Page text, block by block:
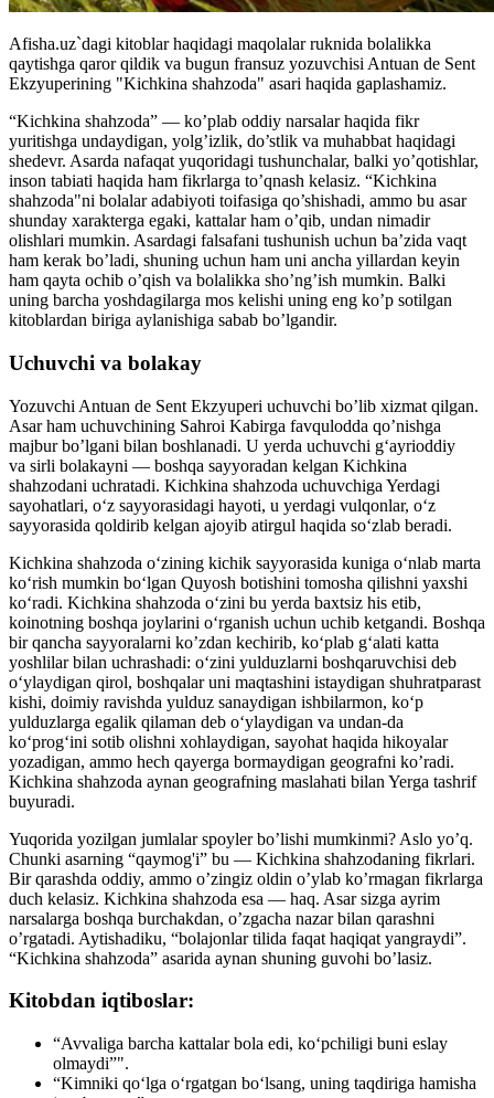
Afisha.uz`dagi kitoblar haqidagi maqolalar ruknida bolalikka
qaytishga qaror qildik va bugun fransuz yozuvchisi Antuan de Sent
Ekzyuperining "Kichkina shahzoda" asari haqida gaplashamiz.
“Kichkina shahzoda” — ko’plab oddiy narsalar haqida fikr
yuritishga undaydigan, yolg’izlik, do’stlik va muhabbat haqidagi
shedevr. Asarda nafaqat yuqoridagi tushunchalar, balki yo’qotishlar,
inson tabiati haqida ham fikrlarga to’qnash kelasiz. “Kichkina
shahzoda"ni bolalar adabiyoti toifasiga qo’shishadi, ammo bu asar
shunday xarakterga egaki, kattalar ham o’qib, undan nimadir
olishlari mumkin. Asardagi falsafani tushunish uchun ba’zida vaqt
ham kerak bo’ladi, shuning uchun ham uni ancha yillardan keyin
ham qayta ochib o’qish va bolalikka sho’ng’ish mumkin. Balki
uning barcha yoshdagilarga mos kelishi uning eng ko’p sotilgan
kitoblardan biriga aylanishiga sabab bo’lgandir.
Uchuvchi va bolakay
Yozuvchi Antuan de Sent Ekzyuperi uchuvchi bo’lib xizmat qilgan.
Asar ham uchuvchining Sahroi Kabirga favqulodda qo’nishga
majbur bo’lgani bilan boshlanadi. U yerda uchuvchi g‘ayrioddiy
va sirli bolakayni — boshqa sayyoradan kelgan Kichkina
shahzodani uchratadi. Kichkina shahzoda uchuvchiga Yerdagi
sayohatlari, o‘z sayyorasidagi hayoti, u yerdagi vulqonlar, o‘z
sayyorasida qoldirib kelgan ajoyib atirgul haqida so‘zlab beradi.
Kichkina shahzoda o‘zining kichik sayyorasida kuniga o‘nlab marta
ko‘rish mumkin bo‘lgan Quyosh botishini tomosha qilishni yaxshi
ko‘radi. Kichkina shahzoda o‘zini bu yerda baxtsiz his etib,
koinotning boshqa joylarini o‘rganish uchun uchib ketgandi. Boshqa
bir qancha sayyoralarni ko’zdan kechirib, ko‘plab g‘alati katta
yoshlilar bilan uchrashadi: o‘zini yulduzlarni boshqaruvchisi deb
o‘ylaydigan qirol, boshqalar uni maqtashini istaydigan shuhratparast
kishi, doimiy ravishda yulduz sanaydigan ishbilarmon, ko‘p
yulduzlarga egalik qilaman deb o‘ylaydigan va undan-da
ko‘prog‘ini sotib olishni xohlaydigan, sayohat haqida hikoyalar
yozadigan, ammo hech qayerga bormaydigan geografni ko’radi.
Kichkina shahzoda aynan geografning maslahati bilan Yerga tashrif
buyuradi.
Yuqorida yozilgan jumlalar spoyler bo’lishi mumkinmi? Aslo yo’q.
Chunki asarning “qaymog'i” bu — Kichkina shahzodaning fikrlari.
Bir qarashda oddiy, ammo o’zingiz oldin o’ylab ko’rmagan fikrlarga
duch kelasiz. Kichkina shahzoda esa — haq. Asar sizga ayrim
narsalarga boshqa burchakdan, o’zgacha nazar bilan qarashni
o’rgatadi. Aytishadiku, “bolajonlar tilida faqat haqiqat yangraydi”.
“Kichkina shahzoda” asarida aynan shuning guvohi bo’lasiz.
Kitobdan iqtiboslar:
“Avvaliga barcha kattalar bola edi, ko‘pchiligi buni eslay
olmaydi”".
“Kimniki qo‘lga o‘rgatgan bo‘lsang, uning taqdiriga hamisha